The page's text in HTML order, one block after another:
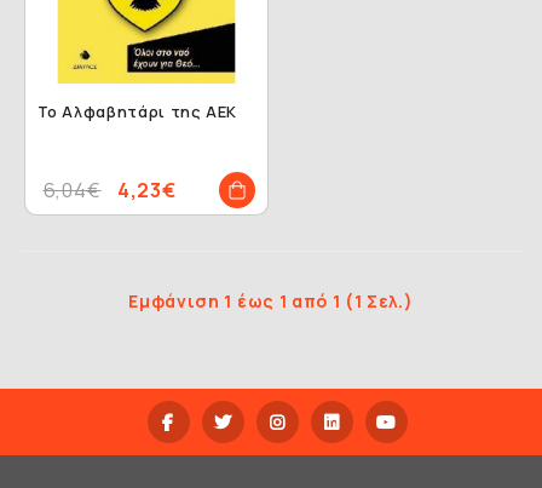
Το Αλφαβητάρι της ΑΕΚ
4,23€
6,04€
Εμφάνιση 1 έως 1 από 1 (1 Σελ.)